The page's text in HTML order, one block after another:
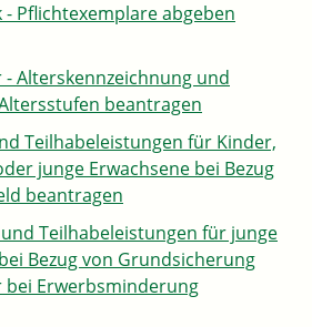
- Pflichtexemplare abgeben
Alterskennzeichnung und
beantragen
Teilhabeleistungen für Kinder,
junge Erwachsene bei Bezug
beantragen
Teilhabeleistungen für junge
Bezug von Grundsicherung
bei Erwerbsminderung